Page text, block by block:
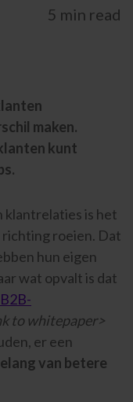
Portals
5 min read
maken.
kunt
klantrelaties is het
richting roeien. Dat
hun eigen
wat opvalt is dat
to whitepaper>
er een
van betere